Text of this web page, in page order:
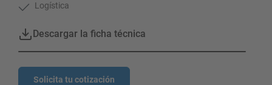
Logística
Descargar la ficha técnica
Solicita tu cotización